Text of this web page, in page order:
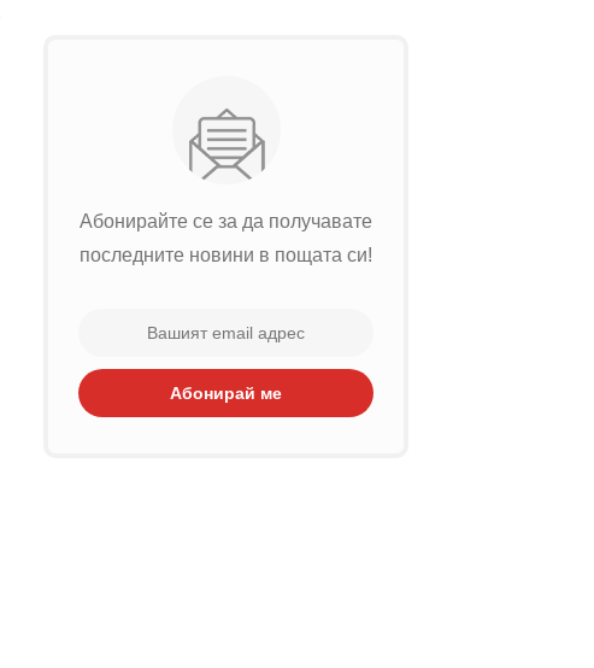
Абонирайте се за да получавате
последните новини в пощата си!
Абонирай ме